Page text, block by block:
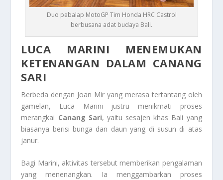
Duo pebalap MotoGP Tim Honda HRC Castrol
berbusana adat budaya Bali.
LUCA MARINI MENEMUKAN
KETENANGAN DALAM CANANG
SARI
Berbeda dengan Joan Mir yang merasa tertantang oleh
gamelan, Luca Marini justru menikmati proses
merangkai Canang Sari, yaitu sesajen khas Bali yang
biasanya berisi bunga dan daun yang di susun di atas
janur.
Bagi Marini, aktivitas tersebut memberikan pengalaman
yang menenangkan. Ia menggambarkan proses